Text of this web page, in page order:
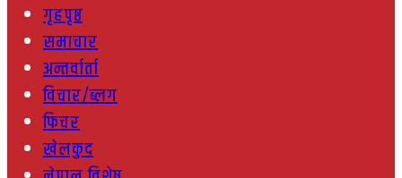
गृहपृष्ठ
समाचार
अन्तर्वार्ता
विचार/ब्लग
फिचर
खेलकुद